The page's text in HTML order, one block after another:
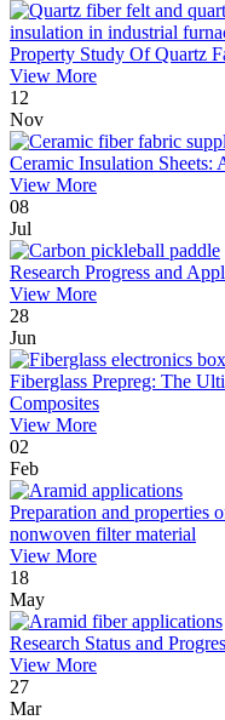
Property Study Of Quartz
View More
12
Nov
Ceramic Insulation Sheets:
View More
08
Jul
Research Progress and
View More
28
Jun
Fiberglass Prepreg: The
Composites
View More
02
Feb
Preparation and properties
nonwoven filter material
View More
18
May
Research Status and
View More
27
Mar